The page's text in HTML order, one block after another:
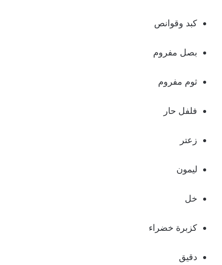
كبد وقوانص
بصل مفروم
ثوم مفروم
فلفل حار
زعتر
ليمون
خل
كزبرة خضراء
دقيق